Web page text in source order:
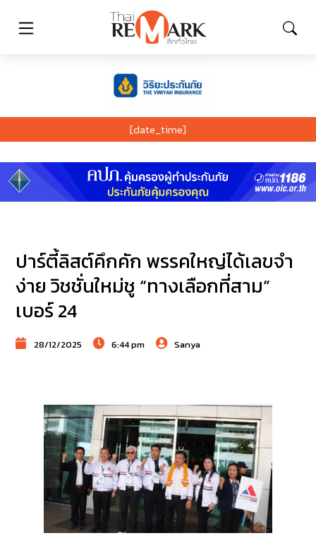
[date_time]
ปาร์ตี้ลิสต์คึกคัก พรรคใหญ่ได้เลขจำ
ง่าย วิชชั่นใหม่ชู “ทางเลือกที่สาม”
เบอร์ 24
28/12/2025 6:44 pm Sanya